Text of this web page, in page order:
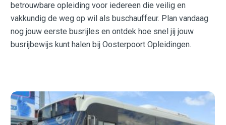
betrouwbare opleiding voor iedereen die veilig en
vakkundig de weg op wil als buschauffeur. Plan vandaag
nog jouw eerste busrijles en ontdek hoe snel jij jouw
busrijbewijs kunt halen bij Oosterpoort Opleidingen.